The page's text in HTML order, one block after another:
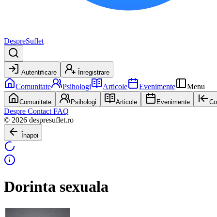
DespreSuflet
Autentificare Înregistrare
Comunitate Psihologi Articole Evenimente Menu
Comunitate Psihologi Articole Evenimente
Despre Contact FAQ
© 2026 despresuflet.ro
Înapoi
Dorinta sexuala